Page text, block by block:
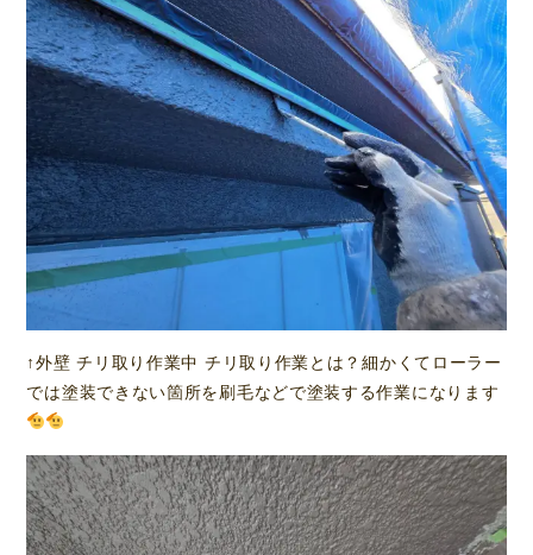
↑外壁 チリ取り作業中 チリ取り作業とは？細かくてローラー
では塗装できない箇所を刷毛などで塗装する作業になります